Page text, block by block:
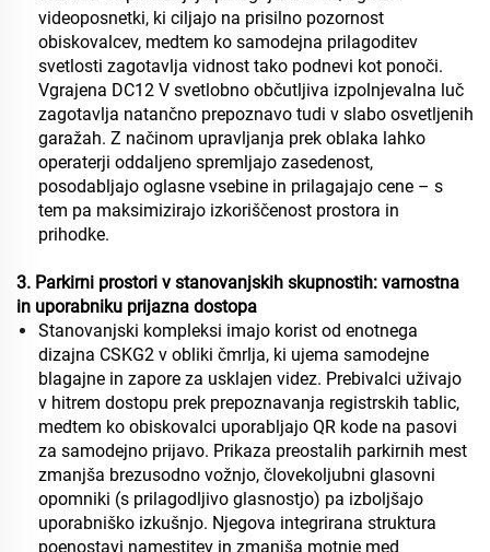
videoposnetki, ki ciljajo na prisilno pozornost
obiskovalcev, medtem ko samodejna prilagoditev
svetlosti zagotavlja vidnost tako podnevi kot ponoči.
Vgrajena DC12 V svetlobno občutljiva izpolnjevalna luč
zagotavlja natančno prepoznavo tudi v slabo osvetljenih
garažah. Z načinom upravljanja prek oblaka lahko
operaterji oddaljeno spremljajo zasedenost,
posodabljajo oglasne vsebine in prilagajajo cene – s
tem pa maksimizirajo izkoriščenost prostora in
prihodke.
3. Parkirni prostori v stanovanjskih skupnostih: varnostna
in uporabniku prijazna dostopa
Stanovanjski kompleksi imajo korist od enotnega
dizajna CSKG2 v obliki čmrlja, ki ujema samodejne
blagajne in zapore za usklajen videz. Prebivalci uživajo
v hitrem dostopu prek prepoznavanja registrskih tablic,
medtem ko obiskovalci uporabljajo QR kode na pasovi
za samodejno prijavo. Prikaza preostalih parkirnih mest
zmanjša brezusodno vožnjo, človekoljubni glasovni
opomniki (s prilagodljivo glasnostjo) pa izboljšajo
uporabniško izkušnjo. Njegova integrirana struktura
poenostavi namestitev in zmanjša motnje med